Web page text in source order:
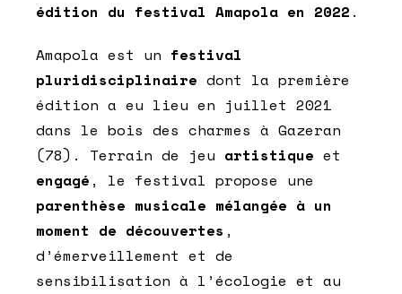
édition du festival Amapola en 2022 .
Amapola est un festival
pluridisciplinaire dont la première
édition a eu lieu en juillet 2021
dans le bois des charmes à Gazeran
(78). Terrain de jeu artistique et
engagé , le festival propose une
parenthèse musicale mélangée à un
moment de découvertes ,
d’émerveillement et de
sensibilisation à l’écologie et au